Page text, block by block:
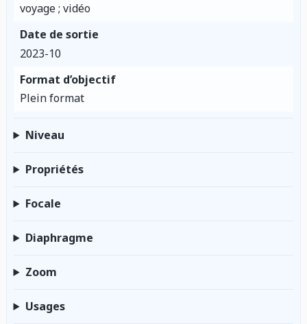
voyage ; vidéo
Date de sortie
2023-10
Format d’objectif
Plein format
Niveau
Propriétés
Focale
Diaphragme
Zoom
Usages